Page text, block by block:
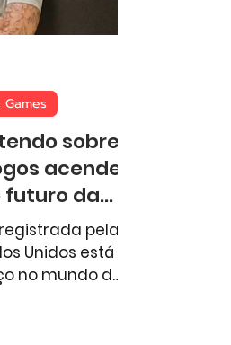
sobre
acende
da
pela
Unidos está
no mundo dos